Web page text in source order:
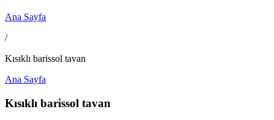
Ana Sayfa
/
Kısıklı barissol tavan
Ana Sayfa
Kısıklı barissol tavan